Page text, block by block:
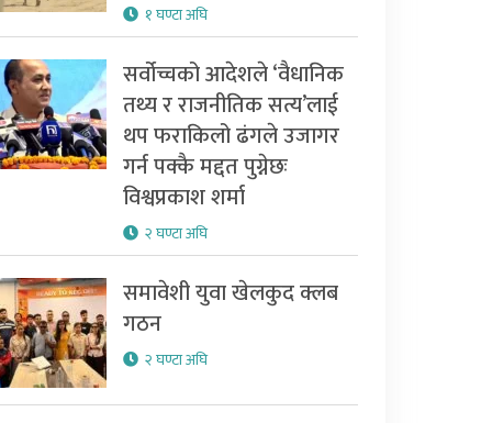
१ घण्टा अघि
सर्वोच्चको आदेशले ‘वैधानिक
तथ्य र राजनीतिक सत्य’लाई
थप फराकिलो ढंगले उजागर
गर्न पक्कै मद्दत पुग्नेछः
विश्वप्रकाश शर्मा
२ घण्टा अघि
समावेशी युवा खेलकुद क्लब
गठन
२ घण्टा अघि